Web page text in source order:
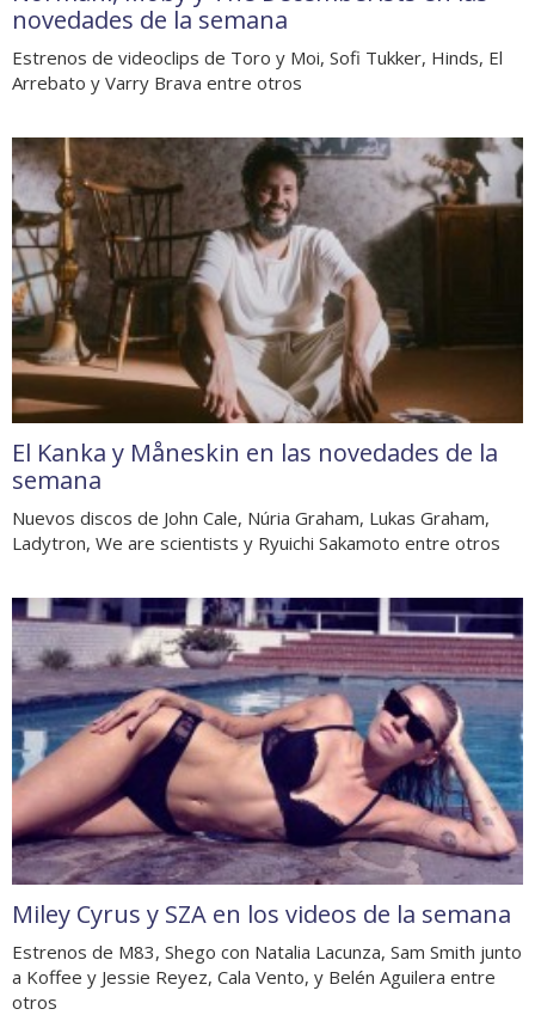
novedades de la semana
Estrenos de videoclips de Toro y Moi, Sofi Tukker, Hinds, El
Arrebato y Varry Brava entre otros
El Kanka y Måneskin en las novedades de la
semana
Nuevos discos de John Cale, Núria Graham, Lukas Graham,
Ladytron, We are scientists y Ryuichi Sakamoto entre otros
Miley Cyrus y SZA en los videos de la semana
Estrenos de M83, Shego con Natalia Lacunza, Sam Smith junto
a Koffee y Jessie Reyez, Cala Vento, y Belén Aguilera entre
otros